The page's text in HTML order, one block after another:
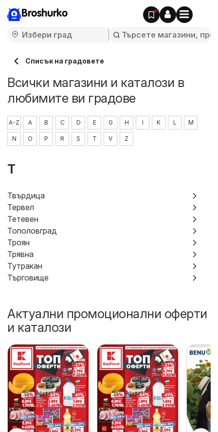
Broshurko
Cписък на градовете
Всички магазини и каталози в
любимите ви градове
A-Z A B C D E G H I K L M
N O P R S T V Z
T
Твърдица
Тервел
Тетевен
Тополовград
Троян
Трявна
Тутракан
Търговище
Актуални промоционални оферти
и каталози